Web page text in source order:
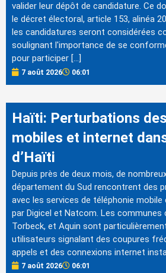
valider leur dépôt de candidature. Ce
le décret électoral, article 153, alinéa
les candidatures seront considérées
soulignant l'importance de se
pour participer […]
7 août 2026 06:01
Haïti: Perturbations
mobiles et internet
d’Haïti
Depuis près de deux mois, de
département du Sud rencontrent des
avec les services de téléphonie
par Digicel et Natcom. Les communes
Torbeck, et Aquin sont
utilisateurs signalant des coupures
appels et des connexions internet
7 août 2026 06:01